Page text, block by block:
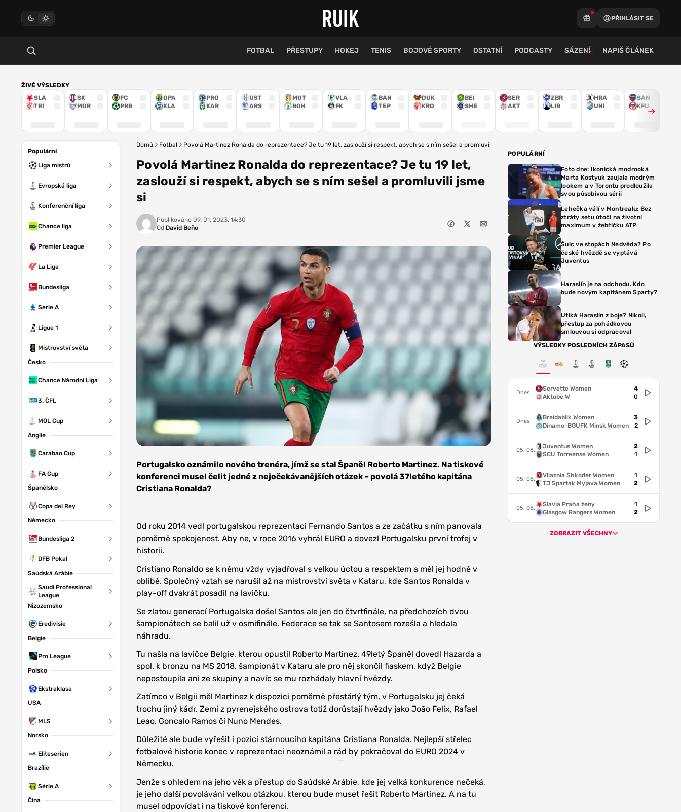
PŘIHLÁSIT SE
FOTBAL PŘESTUPY HOKEJ TENIS BOJOVÉ SPORTY OSTATNÍ PODCASTY SÁZENÍ NAPIŠ ČLÁNEK
ŽIVÉ VÝSLEDKY
SLA
TRI
SK
MOR
FC
PRB
OPA
KLA
PRO
KAR
UST
ARS
MOT
BOH
VLA
FK
BAN
TEP
DUK
KRO
BEI
SHE
SER
AKT
ZBR
LIB
HRA
UNI
SAN
KFU
Populární
Liga mistrů
Evropská liga
Konferenční liga
Chance liga
Premier League
La Liga
Bundesliga
Serie A
Ligue 1
Mistrovství světa
Česko
Chance Národní Liga
3. ČFL
MOL Cup
Anglie
Carabao Cup
FA Cup
Španělsko
Copa del Rey
Německo
Bundesliga 2
DFB Pokal
Saúdská Arábie
Saudi Professional
League
Nizozemsko
Eredivisie
Belgie
Pro League
Polsko
Ekstraklasa
USA
MLS
Norsko
Eliteserien
Brazílie
Série A
Čína
Domů Fotbal Povolá Martinez Ronalda do reprezentace? Je tu 19 let, zaslouží si respekt, abych se s ním sešel a promluvili jsme si
Povolá Martinez Ronalda do reprezentace? Je tu 19 let,
zaslouží si respekt, abych se s ním sešel a promluvili jsme
si
Publikováno 09. 01. 2023, 14:30
Od David Beňo
Depositphotos
Portugalsko oznámilo nového trenéra, jímž se stal Španěl Roberto Martinez. Na tiskové
konferenci musel čelit jedné z nejočekávanějších otázek – povolá 37letého kapitána
Cristiana Ronalda?
Od roku 2014 vedl portugalskou reprezentaci Fernando Santos a ze začátku s ním panovala
poměrně spokojenost. Aby ne, v roce 2016 vyhrál EURO a dovezl Portugalsku první trofej v
historii.
Cristiano Ronaldo se k němu vždy vyjadřoval s velkou úctou a respektem a měl jej hodně v
oblibě. Společný vztah se narušil až na mistrovství světa v Kataru, kde Santos Ronalda v
play-off dvakrát posadil na lavičku.
Se zlatou generací Portugalska došel Santos ale jen do čtvrtfinále, na předchozích dvou
šampionátech se balil už v osmifinále. Federace se tak se Santosem rozešla a hledala
náhradu.
Tu našla na lavičce Belgie, kterou opustil Roberto Martinez. 49letý Španěl dovedl Hazarda a
spol. k bronzu na MS 2018, šampionát v Kataru ale pro něj skončil fiaskem, když Belgie
nepostoupila ani ze skupiny a navíc se mu rozhádaly hlavní hvězdy.
Zatímco v Belgii měl Martinez k dispozici poměrně přestárlý tým, v Portugalsku jej čeká
trochu jiný kádr. Zemi z pyrenejského ostrova totiž dorůstají hvězdy jako João Felix, Rafael
Leao, Goncalo Ramos či Nuno Mendes.
Důležité ale bude vyřešit i pozici stárnoucího kapitána Cristiana Ronalda. Nejlepší střelec
fotbalové historie konec v reprezentaci neoznámil a rád by pokračoval do EURO 2024 v
Německu.
Jenže s ohledem na jeho věk a přestup do Saúdské Arábie, kde jej velká konkurence nečeká,
je jeho další povolávání velkou otázkou, kterou bude muset řešit Roberto Martinez. A na tu
musel odpovídat i na tiskové konferenci.
POPULÁRNÍ
Foto dne: Ikonická modrooká
Marta Kostyuk zaujala modrým
lookem a v Torontu prodloužila
svou působivou sérii
Lehečka válí v Montrealu: Bez
ztráty setu útočí na životní
maximum v žebříčku ATP
Šulc ve stopách Nedvěda? Po
české hvězdě se vyptává
Juventus
Haraslín je na odchodu. Kdo
bude novým kapitánem Sparty?
Utíká Haraslín z boje? Nikoli,
přestup za pohádkovou
smlouvou si odpracoval
VÝSLEDKY POSLEDNÍCH ZÁPASŮ
Dnes
Servette Women
Aktobe W
4
0
Dnes
Breidablik Women
Dinamo-BGUFK Minsk Women
3
2
05. 08.
Juventus Women
SCU Torreense Women
2
1
05. 08.
Vllaznia Shkoder Women
TJ Spartak Myjava Women
1
2
05. 08.
Slavia Praha ženy
Glasgow Rangers Women
1
2
ZOBRAZIT VŠECHNY